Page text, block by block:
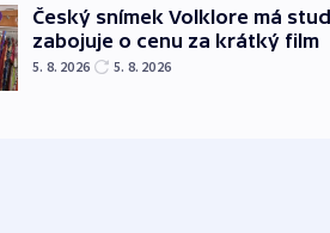
Český snímek Volklore má
zabojuje o cenu za krátký film
5. 8. 2026 5. 8. 2026